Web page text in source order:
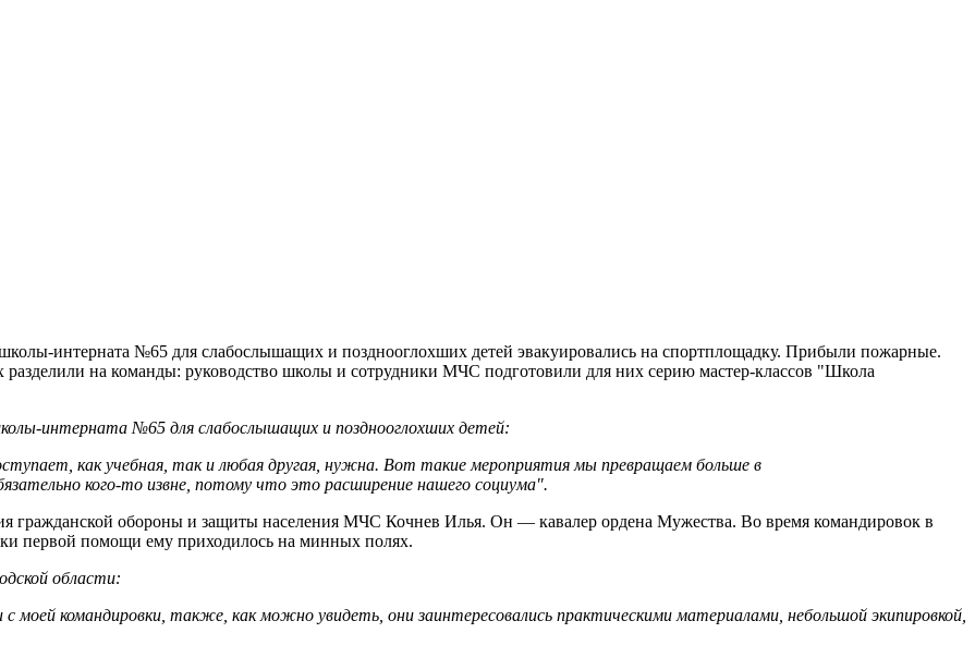
интерната №65 для слабослышащих и позднооглохших детей эвакуировались на спортплощадку. Прибыли пожарные.
разделили на команды: руководство школы и сотрудники МЧС подготовили для них серию мастер-классов "Школа
интерната №65 для слабослышащих и позднооглохших детей:
как учебная, так и любая другая, нужна. Вот такие мероприятия мы превращаем больше в
кого-то извне, потому что это расширение нашего социума".
гражданской обороны и защиты населения МЧС Кочнев Илья. Он — кавалер ордена Мужества. Во время командировок в
первой помощи ему приходилось на минных полях.
области:
моей командировки, также, как можно увидеть, они заинтересовались практическими материалами, небольшой экипировкой,